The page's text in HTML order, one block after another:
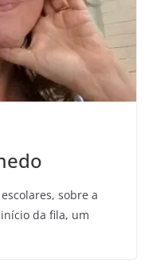
sobre a
da fila, um